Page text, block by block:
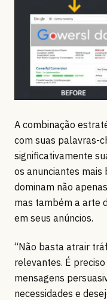
A combinação
com suas palavras-
significativamente
os anunciantes mais
dominam não
mas também a arte
em seus anúncios.
“Não basta atrair
relevantes. É
mensagens
necessidades e